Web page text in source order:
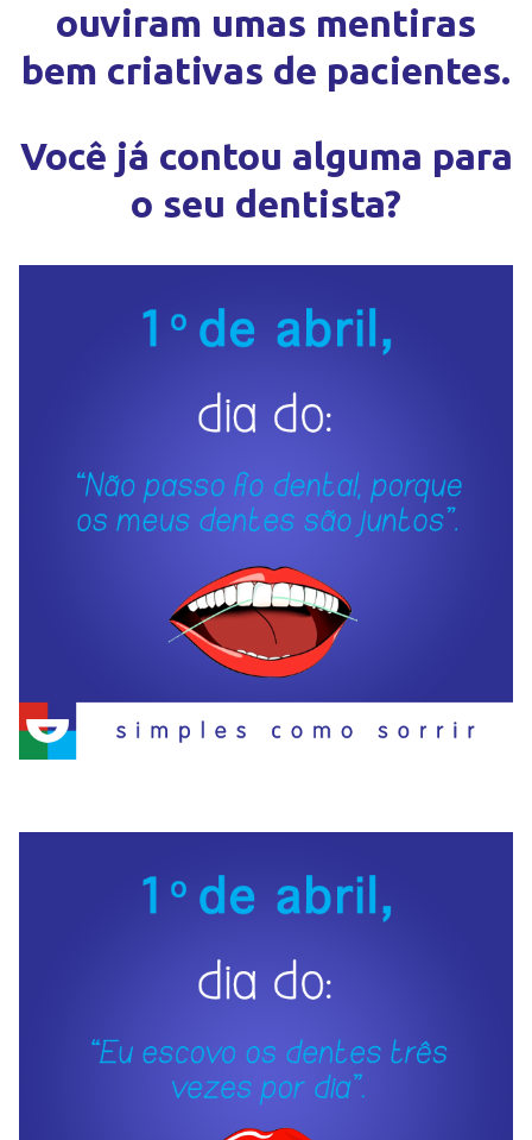
ouviram umas mentiras
bem criativas de pacientes.
Você já contou alguma para
o seu dentista?